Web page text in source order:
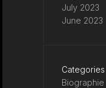
July 2023
June 2023
Categories
Biographie